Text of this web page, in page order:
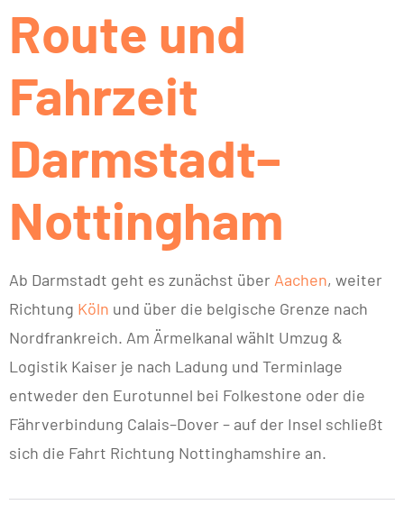
Route und
Fahrzeit
Darmstadt–
Nottingham
Ab Darmstadt geht es zunächst über Aachen, weiter
Richtung Köln und über die belgische Grenze nach
Nordfrankreich. Am Ärmelkanal wählt Umzug &
Logistik Kaiser je nach Ladung und Terminlage
entweder den Eurotunnel bei Folkestone oder die
Fährverbindung Calais–Dover – auf der Insel schließt
sich die Fahrt Richtung Nottinghamshire an.